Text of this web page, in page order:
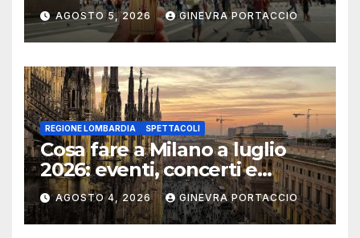
AGOSTO 5, 2026 GINEVRA PORTACCIO
REGIONE LOMBARDIA SPETTACOLI
Cosa fare a Milano a luglio
2026: eventi, concerti e
mostre
AGOSTO 4, 2026 GINEVRA PORTACCIO